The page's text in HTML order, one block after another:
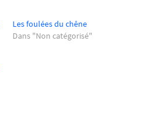
Les foulées du chêne
Dans "Non catégorisé"